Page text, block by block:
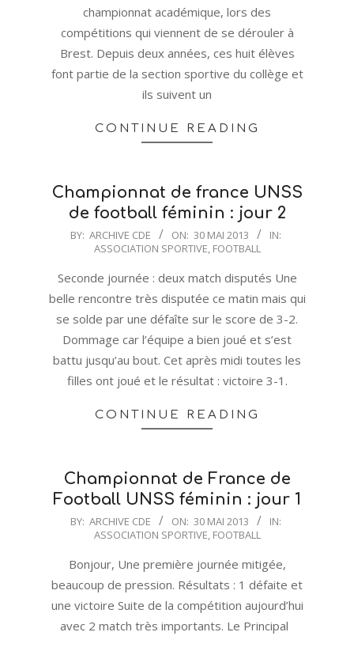
championnat académique, lors des
compétitions qui viennent de se dérouler à
Brest. Depuis deux années, ces huit élèves
font partie de la section sportive du collège et
ils suivent un
CONTINUE READING
Championnat de france UNSS
de football féminin : jour 2
2013-
30
BY: ARCHIVE CDE ON: 30 MAI 2013
IN:
ASSOCIATION SPORTIVE FOOTBALL
Seconde journée : deux match disputés Une
belle rencontre très disputée ce matin mais qui
se solde par une défaîte sur le score de 3-2.
Dommage car l’équipe a bien joué et s’est
battu jusqu’au bout. Cet après midi toutes les
filles ont joué et le résultat : victoire 3-1.
CONTINUE READING
Championnat de France de
Football UNSS féminin : jour 1
2013-
BY: ARCHIVE CDE ON: 30 MAI 2013
IN:
ASSOCIATION SPORTIVE FOOTBALL
Bonjour, Une première journée mitigée,
beaucoup de pression. Résultats : 1 défaite et
une victoire Suite de la compétition aujourd’hui
avec 2 match très importants. Le Principal